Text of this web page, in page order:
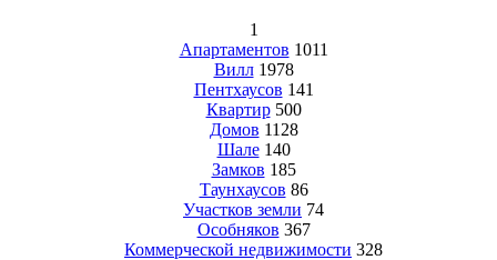
1
Апартаментов 1011
Вилл 1978
Пентхаусов 141
Квартир 500
Домов 1128
Шале 140
Замков 185
Таунхаусов 86
Участков земли 74
Особняков 367
Коммерческой недвижимости 328